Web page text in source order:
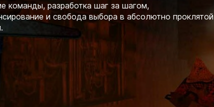
команды, разработка шаг за шагом,
и свобода выбора в абсолютно проклятой